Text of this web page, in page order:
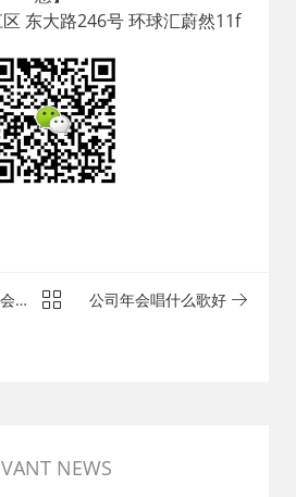
东大路246号 环球汇蔚然11f
主
公司年会唱什么歌好
NEWS